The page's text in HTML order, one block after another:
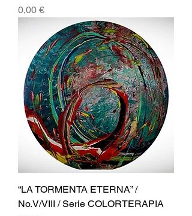
Precio
0,00 €
“LA TORMENTA ETERNA” /
No.V/VIII / Serie COLORTERAPIA